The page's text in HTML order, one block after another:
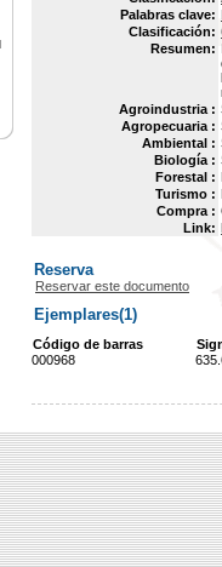
Palabras clave:
Clasificación:
Resumen:
Agroindustria :
Agropecuaria :
Ambiental :
Biología :
Forestal :
Turismo :
Compra :
Link:
Reserva
Reservar este documento
Ejemplares(1)
Código de barras
000968